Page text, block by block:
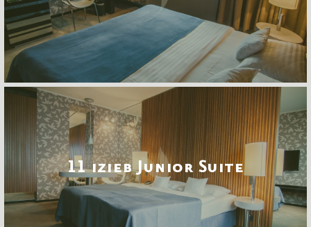
11 izieb Junior Suite